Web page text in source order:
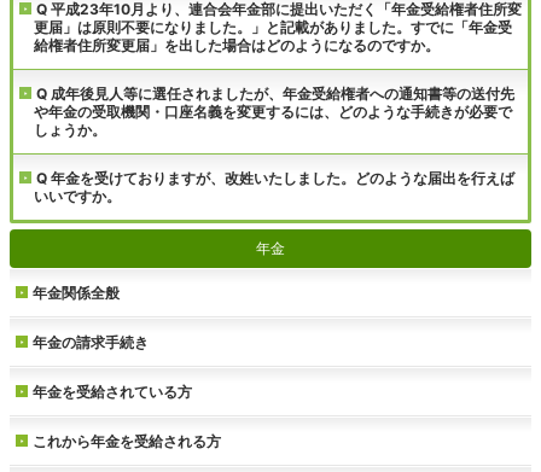
Q 平成23年10月より、連合会年金部に提出いただく「年金受給権者住所変
更届」は原則不要になりました。」と記載がありました。すでに「年金受
給権者住所変更届」を出した場合はどのようになるのですか。
Q 成年後見人等に選任されましたが、年金受給権者への通知書等の送付先
や年金の受取機関・口座名義を変更するには、どのような手続きが必要で
しょうか。
Q 年金を受けておりますが、改姓いたしました。どのような届出を行えば
いいですか。
年金
年金関係全般
年金の請求手続き
年金を受給されている方
これから年金を受給される方